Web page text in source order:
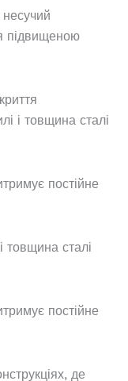
підвищеною
і товщина сталі
постійне
товщина сталі
постійне
де